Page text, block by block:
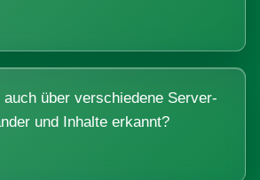
über verschiedene Server-
und Inhalte erkannt?